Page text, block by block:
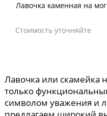
Лавочка каменная на
Стоимость уточняйте
Лавочка или скамейка
только
символом уважения и